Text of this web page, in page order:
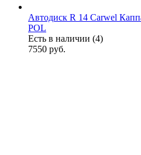
Автодиск R 14 Carwel
POL
Есть в наличии (4)
7550 руб.